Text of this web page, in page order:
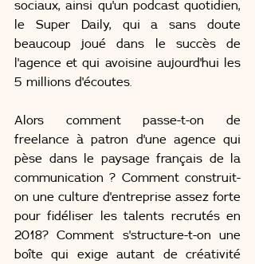
sociaux, ainsi qu'un podcast quotidien,
le Super Daily, qui a sans doute
beaucoup joué dans le succès de
l'agence et qui avoisine aujourd'hui les
5 millions d'écoutes.
Alors comment passe-t-on de
freelance à patron d'une agence qui
pèse dans le paysage français de la
communication ? Comment construit-
on une culture d'entreprise assez forte
pour fidéliser les talents recrutés en
2018? Comment s'structure-t-on une
boîte qui exige autant de créativité